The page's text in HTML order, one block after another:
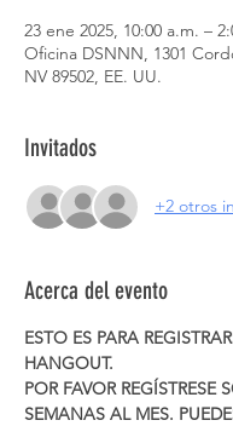
23 ene 2025, 10:00 a.m. –
Oficina DSNNN, 1301
NV 89502, EE. UU.
Invitados
+2 otros
Acerca del evento
ESTO ES PARA
HANGOUT.
POR FAVOR REGÍSTRESE
SEMANAS AL MES.